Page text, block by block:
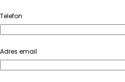
Telefon
Adres email